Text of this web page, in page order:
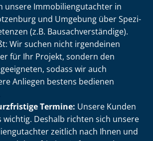
unsere Im­mo­bi­li­en­gut­ach­ter in
und Umgebung über Spe­zi­
(z.B. Bau­sach­ver­stän­di­ge).
Wir suchen nicht irgendeinen
für Ihr Projekt, sondern den
sodass wir auch
Anliegen bestens bedienen
Termine: Unsere Kunden
wichtig. Deshalb richten sich unsere
zeitlich nach Ihnen und